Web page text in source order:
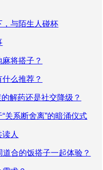
与陌生人碰杯
将搭子？
么推荐？
解药还是社交降级？
关系断舍离”的暗涌仪式
人
合的饭搭子一起体验？